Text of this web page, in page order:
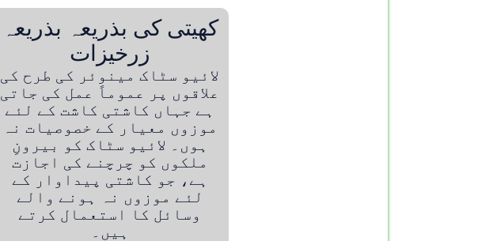
کھیتی کی بذریعہ بذریعہ
زرخیزات
لائیو سٹاک مینوئر کی طرح کی
علاقوں پر عموماً عمل کی جاتی
ہے جہاں کاشتی کاشت کے لئے
موزوں معیار کے خصوصیات نہ
ہوں۔ لائیو سٹاک کو بیرونِ
ملکوں کو چرچنے کی اجازت
ہے، جو کاشتی پیداوار کے
لئے موزوں نہ ہونے والے
وسائل کا استعمال کرتے
ہیں۔